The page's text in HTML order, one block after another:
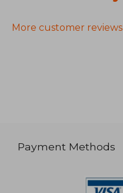
More customer reviews
Payment Methods